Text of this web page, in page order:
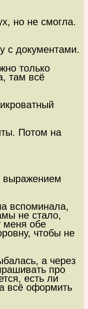
но не смогла.
с документами.
только
там всё
Потом на
выражением
вспоминала,
не стало,
меня обе
чтобы не
а через
про
есть ли
всё оформить